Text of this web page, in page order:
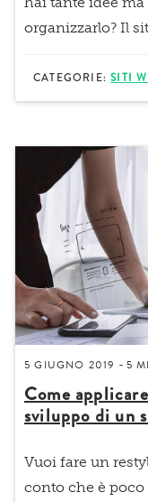
organizzarlo? Il
CATEGORIE:SITI
5 GIUGNO 2019 - 5
Come
sviluppo di un
Vuoi fare un
conto che è